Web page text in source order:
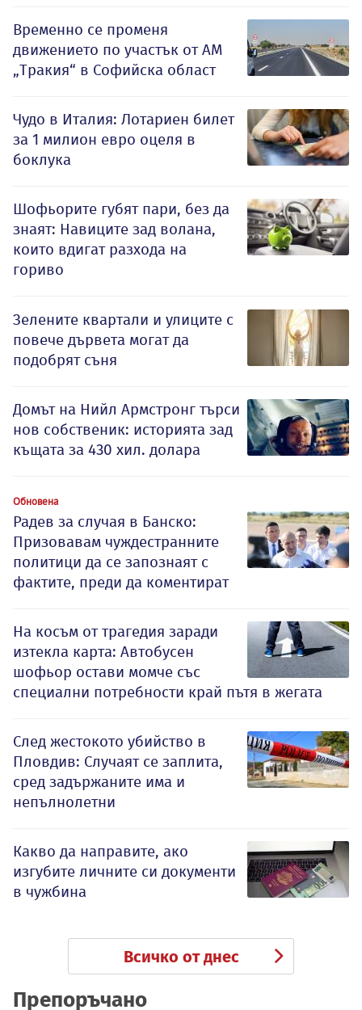
Временно се променя
движението по участък от АМ
„Тракия“ в Софийска област
Чудо в Италия: Лотариен билет
за 1 милион евро оцеля в
боклука
Шофьорите губят пари, без да
знаят: Навиците зад волана,
които вдигат разхода на
гориво
Зелените квартали и улиците с
повече дървета могат да
подобрят съня
Домът на Нийл Армстронг търси
нов собственик: историята зад
къщата за 430 хил. долара
Обновена
Радев за случая в Банско:
Призовавам чуждестранните
политици да се запознаят с
фактите, преди да коментират
На косъм от трагедия заради
изтекла карта: Автобусен
шофьор остави момче със
специални потребности край пътя в жегата
След жестокото убийство в
Пловдив: Случаят се заплита,
сред задържаните има и
непълнолетни
Какво да направите, ако
изгубите личните си документи
в чужбина
Всичко от днес
Препоръчано